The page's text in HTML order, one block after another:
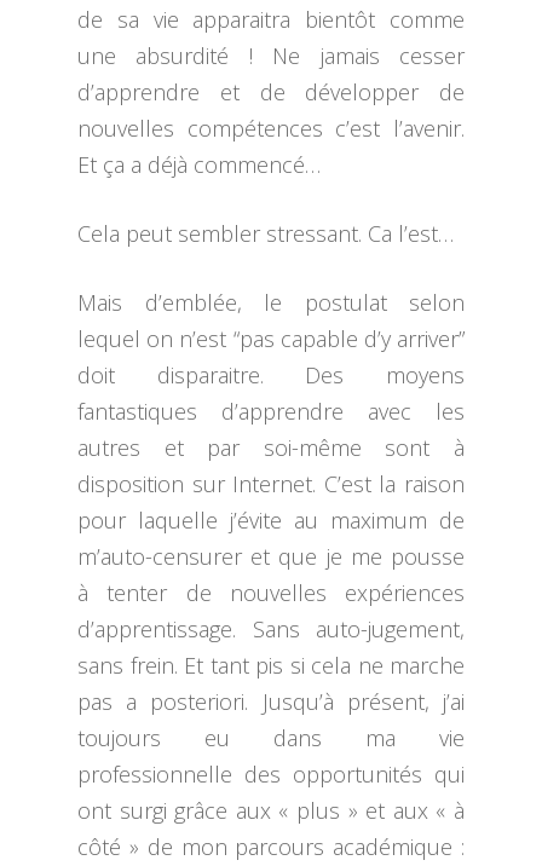
de sa vie apparaitra bientôt comme
une absurdité ! Ne jamais cesser
d’apprendre et de développer de
nouvelles compétences c’est l’avenir.
Et ça a déjà commencé…
Cela peut sembler stressant. Ca l’est…
Mais d’emblée, le postulat selon
lequel on n’est “pas capable d’y arriver”
doit disparaitre. Des moyens
fantastiques d’apprendre avec les
autres et par soi-même sont à
disposition sur Internet. C’est la raison
pour laquelle j’évite au maximum de
m’auto-censurer et que je me pousse
à tenter de nouvelles expériences
d’apprentissage. Sans auto-jugement,
sans frein. Et tant pis si cela ne marche
pas a posteriori. Jusqu’à présent, j’ai
toujours eu dans ma vie
professionnelle des opportunités qui
ont surgi grâce aux « plus » et aux « à
côté » de mon parcours académique :